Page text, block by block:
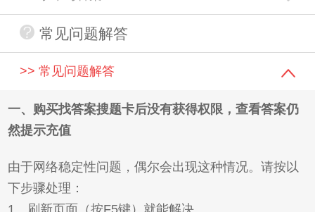
常见问题解答
>> 常见问题解答
一、购买找答案搜题卡后没有获得权限，查看答案仍
然提示充值
由于网络稳定性问题，偶尔会出现这种情况。请按以
下步骤处理：